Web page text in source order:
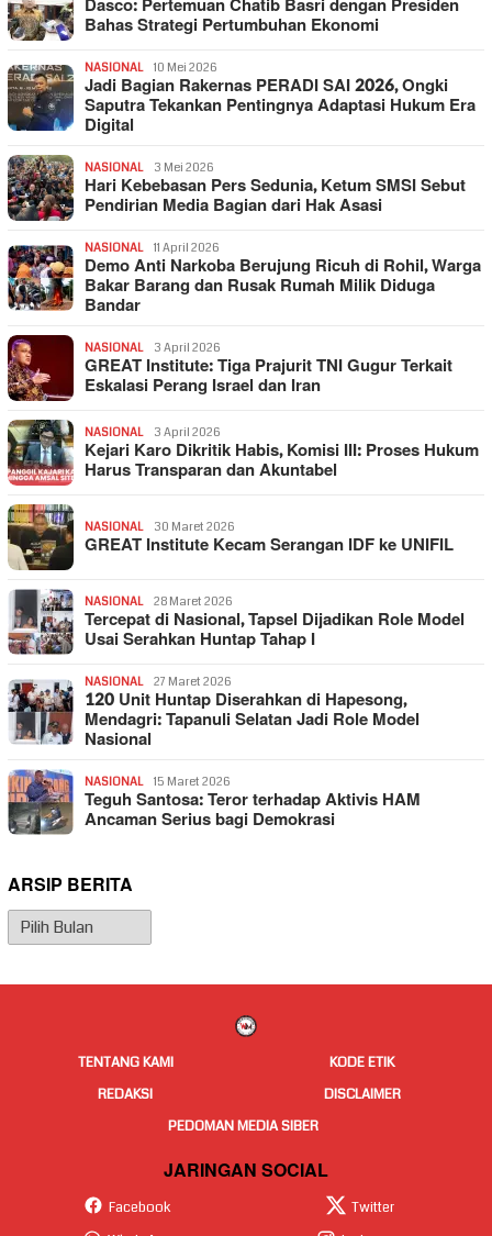
Dasco: Pertemuan Chatib Basri dengan Presiden
Bahas Strategi Pertumbuhan Ekonomi
NASIONAL 10 Mei 2026
Jadi Bagian Rakernas PERADI SAI 2026, Ongki
Saputra Tekankan Pentingnya Adaptasi Hukum Era
Digital
NASIONAL 3 Mei 2026
Hari Kebebasan Pers Sedunia, Ketum SMSI Sebut
Pendirian Media Bagian dari Hak Asasi
NASIONAL 11 April 2026
Demo Anti Narkoba Berujung Ricuh di Rohil, Warga
Bakar Barang dan Rusak Rumah Milik Diduga
Bandar
NASIONAL 3 April 2026
GREAT Institute: Tiga Prajurit TNI Gugur Terkait
Eskalasi Perang Israel dan Iran
NASIONAL 3 April 2026
Kejari Karo Dikritik Habis, Komisi III: Proses Hukum
Harus Transparan dan Akuntabel
NASIONAL 30 Maret 2026
GREAT Institute Kecam Serangan IDF ke UNIFIL
NASIONAL 28 Maret 2026
Tercepat di Nasional, Tapsel Dijadikan Role Model
Usai Serahkan Huntap Tahap I
NASIONAL 27 Maret 2026
120 Unit Huntap Diserahkan di Hapesong,
Mendagri: Tapanuli Selatan Jadi Role Model
Nasional
NASIONAL 15 Maret 2026
Teguh Santosa: Teror terhadap Aktivis HAM
Ancaman Serius bagi Demokrasi
ARSIP BERITA
Arsip
Berita
TENTANG KAMI
KODE ETIK
REDAKSI
DISCLAIMER
PEDOMAN MEDIA SIBER
JARINGAN SOCIAL
Facebook
Twitter